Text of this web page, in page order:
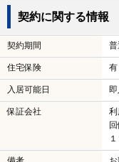
契約に関する情報
契約期間 普
住宅保険 有
入居可能日
保証会社